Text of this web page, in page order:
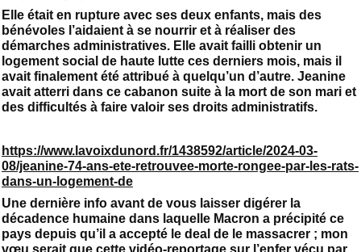
Elle était en rupture avec ses deux enfants, mais des
bénévoles l’aidaient à se nourrir et à réaliser des
démarches administratives. Elle avait failli obtenir un
logement social de haute lutte ces derniers mois, mais il
avait finalement été attribué à quelqu’un d’autre. Jeanine
avait atterri dans ce cabanon suite à la mort de son mari et
des difficultés à faire valoir ses droits administratifs.
https://www.lavoixdunord.fr/1438592/article/2024-03-
08/jeanine-74-ans-ete-retrouvee-morte-rongee-par-les-rats-
dans-un-logement-de
Une dernière info avant de vous laisser digérer la
décadence humaine dans laquelle Macron a précipité ce
pays depuis qu’il a accepté le deal de le massacrer ; mon